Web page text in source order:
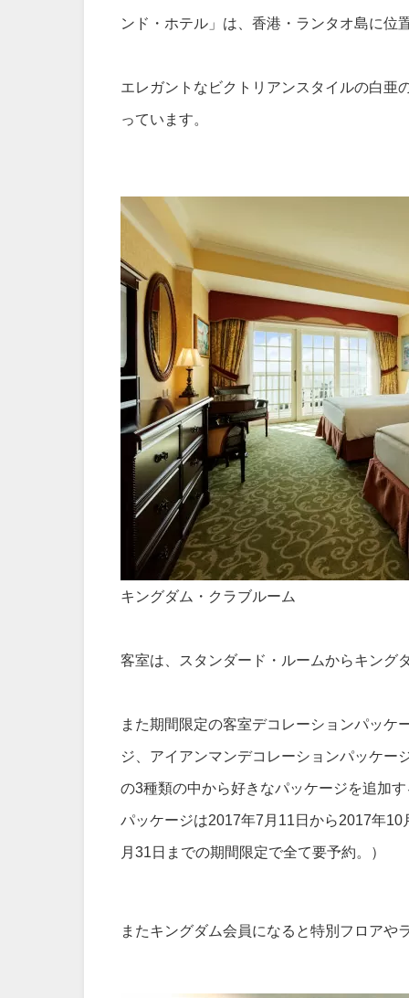
ンド・ホテル」は、香港・ランタオ島に位
エレガントなビクトリアンスタイルの白亜
っています。
キングダム・クラブルーム
客室は、スタンダード・ルームからキング
また期間限定の客室デコレーションパッケ
ジ、アイアンマンデコレーションパッケー
の3種類の中から好きなパッケージを追加
パッケージは2017年7月11日から2017年
月31日までの期間限定で全て要予約。）
またキングダム会員になると特別フロアや